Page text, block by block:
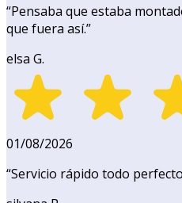
“Pensaba que estaba
que fuera así.”
elsa G.
01/08/2026
“Servicio rápido todo perfecto